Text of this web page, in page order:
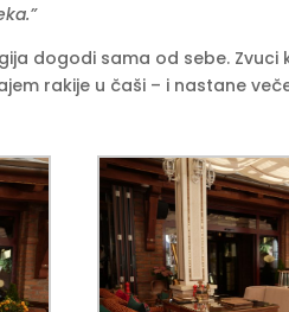
dogodi sama od sebe. Zvuci
rakije u čaši – i nastane